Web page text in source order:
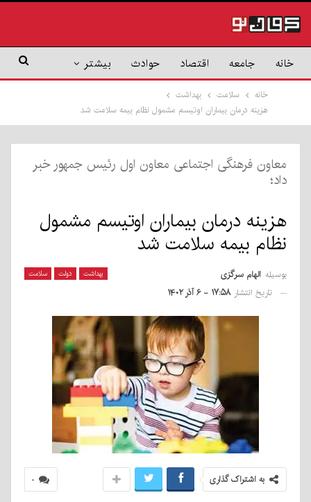
خانه جامعه اقتصاد حوادث بیشتر
خانه سلامت
بهداشت
هزینه درمان بیماران اوتیسم مشمول نظام بیمه سلامت شد
معاون فرهنگی اجتماعی معاون اول رئیس جمهور خبر
داد؛
هزینه درمان بیماران اوتیسم مشمول
نظام بیمه سلامت شد
بهداشت دولت سلامت بوسیله الهام سرگزی
تاریخ انتشار ۱۷:۵۸ - ۶ آذر ۱۴۰۲
۰ به اشتراک گذاری